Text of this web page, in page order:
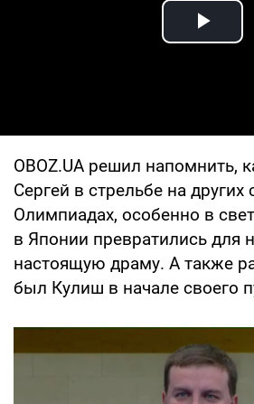
OBOZ.UA решил напомнить,
Сергей в стрельбе на других
Олимпиадах, особенно в
в Японии превратились для
настоящую драму. А также
был Кулиш в начале своего